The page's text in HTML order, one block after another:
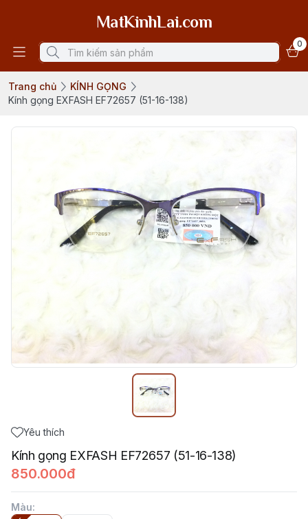
MatKinhLai.com
0
Trang chủ
KÍNH GỌNG
Kính gọng EXFASH EF72657 (51-16-138)
Yêu thích
Kính gọng EXFASH EF72657 (51-16-138)
850.000đ
Màu: